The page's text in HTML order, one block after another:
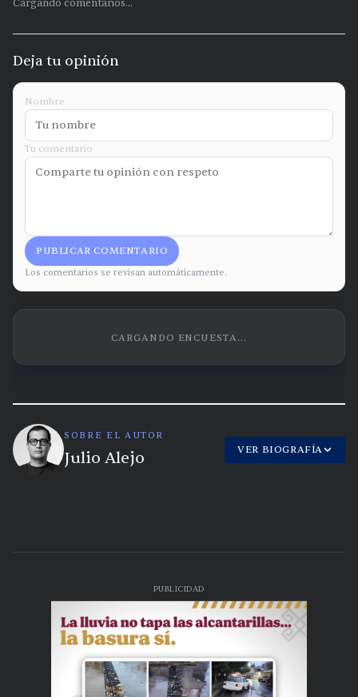
Cargando comentarios...
Deja tu opinión
Nombre
Tu comentario
PUBLICAR COMENTARIO
Los comentarios se revisan automáticamente.
CARGANDO ENCUESTA...
SOBRE EL AUTOR
Julio Alejo VER BIOGRAFÍA
PUBLICIDAD